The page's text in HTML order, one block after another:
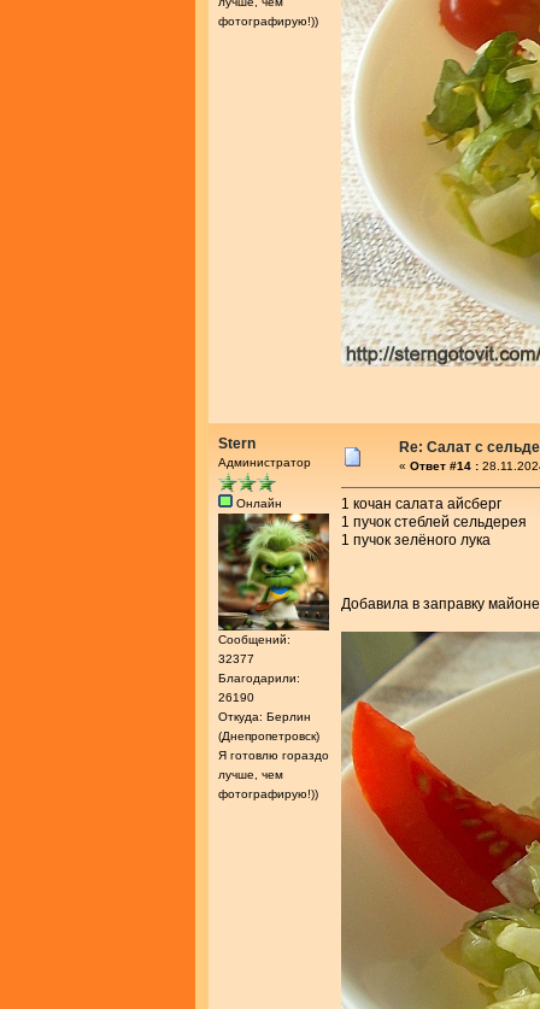
фотографирую!))
Stern
Администратор
Онлайн
Сообщений:
32377
Благодарили:
26190
Откуда: Берлин
(Днепропетровск)
Я готовлю гораздо
лучше, чем
фотографирую!))
Re: Салат с
« Ответ #14 :
1 кочан салата айсберг
1 пучок стеблей сельдерея
1 пучок зелёного лука
Добавила в заправку